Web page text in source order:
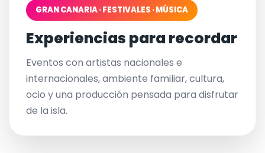
GRAN CANARIA · FESTIVALES · MÚSICA
Experiencias para recordar
Eventos con artistas nacionales e
internacionales, ambiente familiar, cultura,
ocio y una producción pensada para disfrutar
de la isla.